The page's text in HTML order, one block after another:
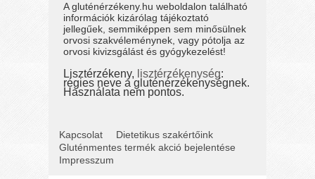
A gluténérzékeny.hu weboldalon található
információk kizárólag tájékoztató
jellegűek, semmiképpen sem minősülnek
orvosi szakvéleménynek, vagy pótolja az
orvosi kivizsgálást és gyógykezelést!
Lisztérzékeny, lisztérzékenység:
régies neve a gluténérzékenységnek.
Használata nem pontos.
Kapcsolat
Dietetikus szakértőink
Gluténmentes termék akció bejelentése
Impresszum